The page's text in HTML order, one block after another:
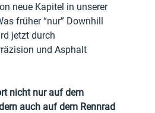
neue Kapitel in unserer
früher “nur” Downhill
jetzt durch
und Asphalt
nicht nur auf dem
auch auf dem Rennrad